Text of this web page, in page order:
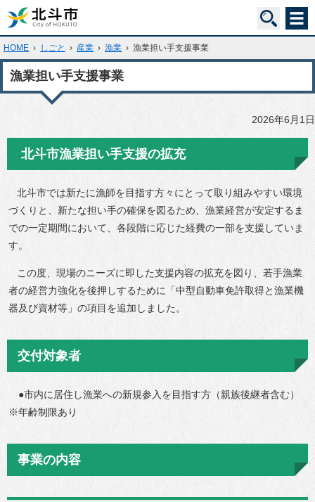
HOME › しごと › 産業 › 漁業 › 漁業担い手支援事業
漁業担い手支援事業
2026年6月1日
北斗市漁業担い手支援の拡充
北斗市では新たに漁師を目指す方々にとって取り組みやすい環境
づくりと、新たな担い手の確保を図るため、漁業経営が安定するま
での一定期間において、各段階に応じた経費の一部を支援していま
す。
この度、現場のニーズに即した支援内容の拡充を図り、若手漁業
者の経営力強化を後押しするために「中型自動車免許取得と漁業機
器及び資材等」の項目を追加しました。
交付対象者
●市内に居住し漁業への新規参入を目指す方（親族後継者含む）
※年齢制限あり
事業の内容